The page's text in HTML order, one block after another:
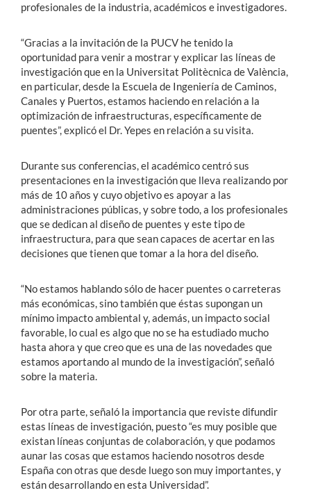
profesionales de la industria, académicos e investigadores.
“Gracias a la invitación de la PUCV he tenido la
oportunidad para venir a mostrar y explicar las líneas de
investigación que en la Universitat Politècnica de València,
en particular, desde la Escuela de Ingeniería de Caminos,
Canales y Puertos, estamos haciendo en relación a la
optimización de infraestructuras, específicamente de
puentes”, explicó el Dr. Yepes en relación a su visita.
Durante sus conferencias, el académico centró sus
presentaciones en la investigación que lleva realizando por
más de 10 años y cuyo objetivo es apoyar a las
administraciones públicas, y sobre todo, a los profesionales
que se dedican al diseño de puentes y este tipo de
infraestructura, para que sean capaces de acertar en las
decisiones que tienen que tomar a la hora del diseño.
“No estamos hablando sólo de hacer puentes o carreteras
más económicas, sino también que éstas supongan un
mínimo impacto ambiental y, además, un impacto social
favorable, lo cual es algo que no se ha estudiado mucho
hasta ahora y que creo que es una de las novedades que
estamos aportando al mundo de la investigación”, señaló
sobre la materia.
Por otra parte, señaló la importancia que reviste difundir
estas líneas de investigación, puesto “es muy posible que
existan líneas conjuntas de colaboración, y que podamos
aunar las cosas que estamos haciendo nosotros desde
España con otras que desde luego son muy importantes, y
están desarrollando en esta Universidad”.